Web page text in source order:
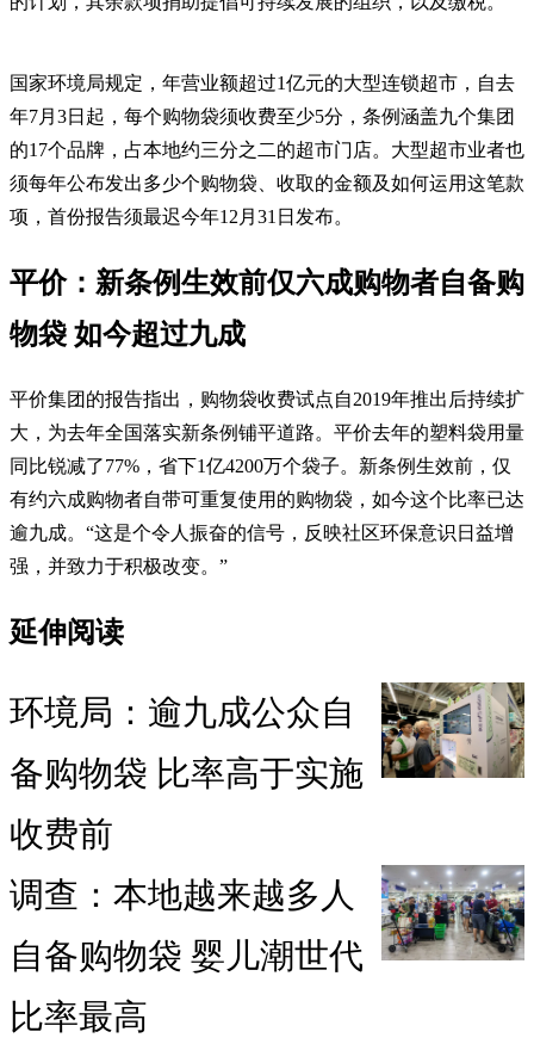
国家环境局规定，年营业额超过1亿元的大型连锁超市，自去
年7月3日起，每个购物袋须收费至少5分，条例涵盖九个集团
的17个品牌，占本地约三分之二的超市门店。大型超市业者也
须每年公布发出多少个购物袋、收取的金额及如何运用这笔款
项，首份报告须最迟今年12月31日发布。
平价：新条例生效前仅六成购物者自备购
物袋 如今超过九成
平价集团的报告指出，购物袋收费试点自2019年推出后持续扩
大，为去年全国落实新条例铺平道路。平价去年的塑料袋用量
同比锐减了77%，省下1亿4200万个袋子。新条例生效前，仅
有约六成购物者自带可重复使用的购物袋，如今这个比率已达
逾九成。“这是个令人振奋的信号，反映社区环保意识日益增
强，并致力于积极改变。”
延伸阅读
环境局：逾九成公众自
备购物袋 比率高于实施
收费前
调查：本地越来越多人
自备购物袋 婴儿潮世代
比率最高